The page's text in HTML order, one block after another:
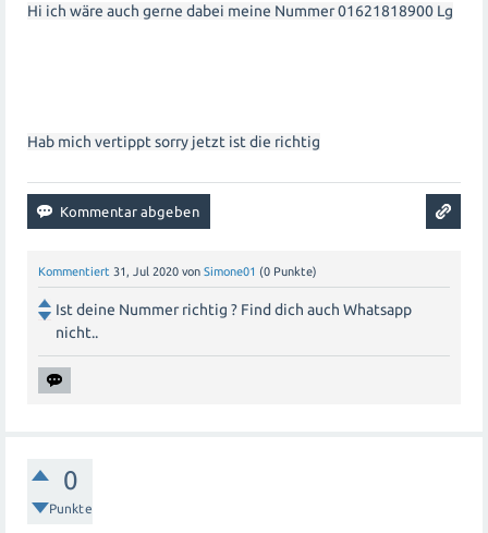
Hi ich wäre auch gerne dabei meine Nummer 01621818900 Lg
Hab mich vertippt sorry jetzt ist die richtig
Kommentiert 31, Jul 2020 von Simone01 (0 Punkte)
Ist deine Nummer richtig ? Find dich auch Whatsapp
nicht..
0
Punkte